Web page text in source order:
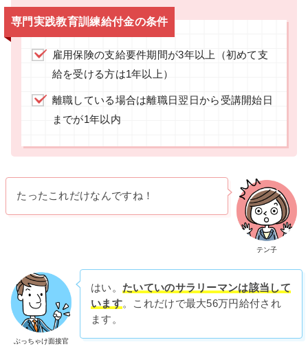
専門実践教育訓練給付金の条件
雇用保険の支給要件期間が3年以上（初めて支
給を受ける方は1年以上）
離職している場合は離職日翌日から受講開始日
までが1年以内
テン子
たったこれだけなんですね！
ぶっちゃけ面接官
はい。 たいていのサラリーマンは該当して
います。これだけで最大56万円給付され
ます。